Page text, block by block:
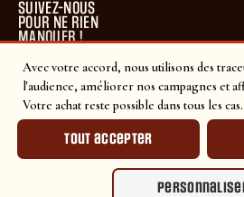
Avec votre accord, nous utilisons des
l'audience, améliorer nos campagnes et
Votre achat reste possible dans tous les cas.
Tout accepter
SUIVEZ-NOUS
POUR NE RIEN
MANQUER !